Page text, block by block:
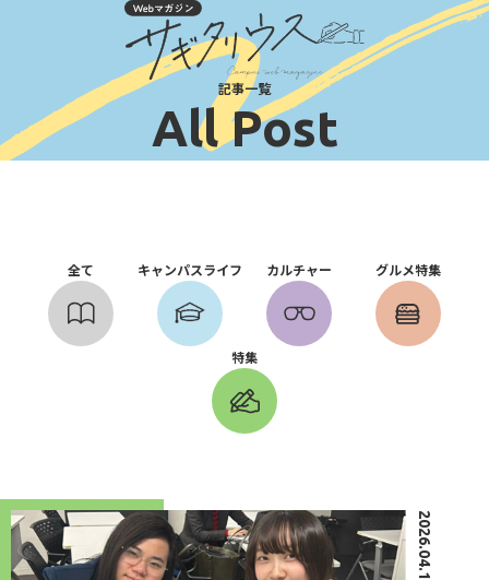
記事一覧
All Post
全て キャンパスライフ カルチャー グルメ特集
特集
2026.04.15